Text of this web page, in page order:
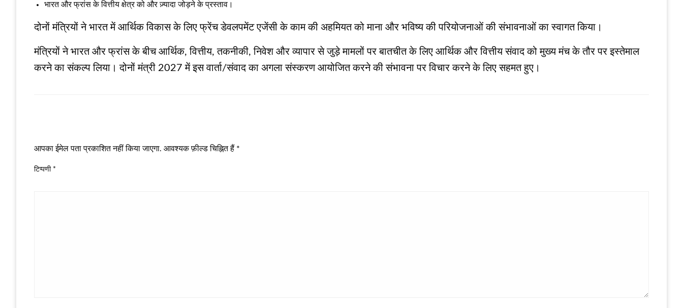
भारत और फ्रांस के वित्तीय क्षेत्र को और ज़्यादा जोड़ने के प्रस्ताव।
दोनों मंत्रियों ने भारत में आर्थिक विकास के लिए फ्रेंच डेवलपमेंट एजेंसी के काम की अहमियत को माना और भविष्य की परियोजनाओं की संभावनाओं का स्वागत किया।
मंत्रियों ने भारत और फ्रांस के बीच आर्थिक, वित्तीय, तकनीकी, निवेश और व्यापार से जुड़े मामलों पर बातचीत के लिए आर्थिक और वित्तीय संवाद को मुख्य मंच के तौर पर इस्तेमाल
करने का संकल्प लिया। दोनों मंत्री 2027 में इस वार्ता/संवाद का अगला संस्करण आयोजित करने की संभावना पर विचार करने के लिए सहमत हुए।
आपका ईमेल पता प्रकाशित नहीं किया जाएगा. आवश्यक फ़ील्ड चिह्नित हैं *
टिप्पणी *